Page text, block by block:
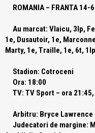
ROMANIA – FRANTA 14-
Au marcat: Vlaicu, 3lp,
1e, Dusautoir, 1e,
Marty, 1e, Traille, 1e, 6t,
Stadion: Cotroceni
Ora: 18:00
TV: TV Sport – ora
Arbitru: Bryce Lawrence
Judecatori de margine: